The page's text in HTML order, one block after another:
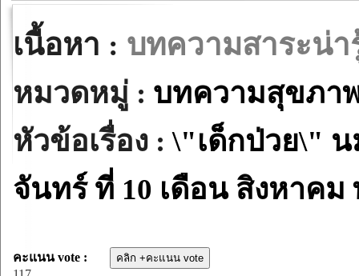
เนื้อหา : บทความสาระน่า
หมวดหมู่ : บทความสุขภา
หัวข้อเรื่อง :\"เด็กป่วย\"
จันทร์ ที่ 10 เดือน สิงหาคม
คะแนน vote :